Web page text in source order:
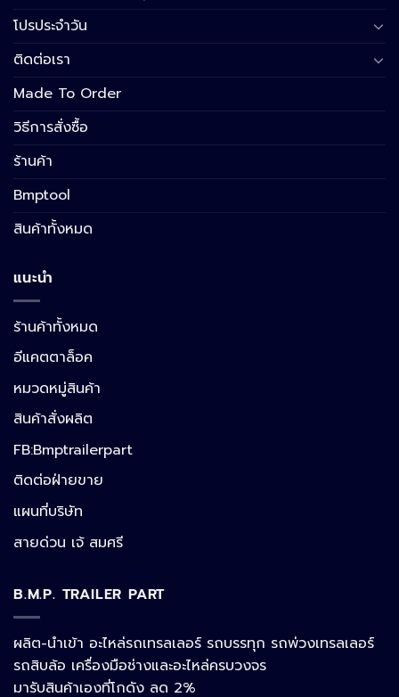
โปรประจำวัน
ติดต่อเรา
Made To Order
วิธีการสั่งซื้อ
ร้านค้า
Bmptool
สินค้าทั้งหมด
แนะนำ
ร้านค้าทั้งหมด
อีแคตตาล็อค
หมวดหมู่สินค้า
สินค้าสั่งผลิต
FB:Bmptrailerpart
ติดต่อฝ่ายขาย
แผนที่บริษัท
สายด่วน เจ้ สมศรี
B.M.P. TRAILER PART
ผลิต-นำเข้า อะไหล่รถเทรลเลอร์ รถบรรทุก รถพ่วงเทรลเลอร์
รถสิบล้อ เครื่องมือช่างและอะไหล่ครบวงจร
มารับสินค้าเองที่โกดัง ลด 2%